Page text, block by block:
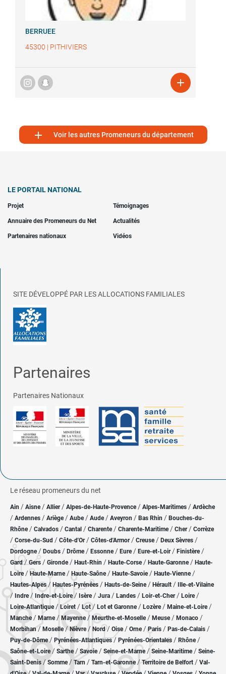
BERRUEE
45300 | PITHIVIERS

 Voir les autres Promeneurs du département
LE PORTAIL NATIONAL
Projet Témoignages
Annuaire des Promeneurs du Net Actualités
Partenaires nationaux Vidéos
SITE DÉVELOPPÉ PAR LES ALLOCATIONS FAMILIALES
Partenaires
Partenaires Nationaux
Le réseau promeneurs du net
Ain / Aisne/ Allier/ Alpes-de-Haute-Provence / Alpes-Maritimes / Ardèche
/ Ardennes / Ariège/ Aube/ Aude / Aveyron / Bas Rhin / Bouches-du-
Rhône/ Calvados / Cantal / Charente / Charente-Maritime/ Cher / Corrèze
/ Corse-du-Sud / Côte-d'Or / Côtes-d'Armor/ Creuse/ Deux Sèvres /
Dordogne/ Doubs / Drôme/ Essonne / Eure/ Eure-et-Loir / Finistère/
Gard/Gers / Gironde/ Haut-Rhin / Haute-Corse/ Haute-Garonne/ Haute-
Loire/Haute-Marne/ Haute-Saône/ Haute-Savoie/ Haute-Vienne/
Hautes-Alpes/ Hautes-Pyrénées / Hauts-de-Seine/ Hérault / Ille-et-Vilaine
/ Indre/ Indre-et-Loire/ Isère/ Jura / Landes / Loir-et-Cher/ Loire/
Loire-Atlantique/ Loiret / Lot/ Lot et Garonne/ Lozère / Maine-et-Loire/
Manche/ Marne/ Mayenne/ Meurthe-et-Moselle/ Meuse/ Monaco /
Morbihan/ Moselle/ Nièvre / Nord/ Oise / Orne/Paris / Pas-de-Calais /
Puy-de-Dôme/ Pyrénées-Atlantiques / Pyrénées-Orientales / Rhône/
Saône-et-Loire/ Sarthe/ Savoie/ Seine-et-Marne/ Seine-Maritime/ Seine-
Saint-Denis /Somme/ Tarn / Tarn-et-Garonne/Territoire de Belfort / Val-